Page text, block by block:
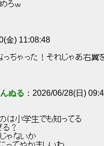
ろｗ
金) 11:08:48
ちゃった！それじゃあ右翼
ぬる 2026/06/28(日)
は小学生でも知ってる
る？
ゃないか